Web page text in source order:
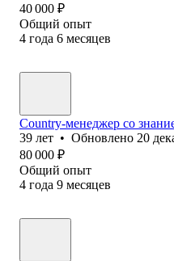
40 000 ₽
Общий опыт
4 года 6 месяцев
Country-менеджер со
39 лет • Обновлено 20
80 000 ₽
Общий опыт
4 года 9 месяцев